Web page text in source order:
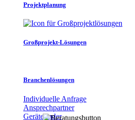
Projektplanung
Großprojekt-Lösungen
Branchenlösungen
Individuelle Anfrage
Ansprechpartner
Gerätefinder